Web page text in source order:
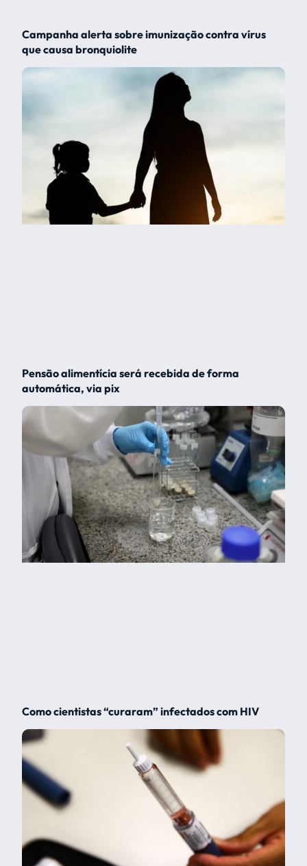
Campanha alerta sobre imunização contra vírus
que causa bronquiolite
Pensão alimentícia será recebida de forma
automática, via pix
Como cientistas “curaram” infectados com HIV